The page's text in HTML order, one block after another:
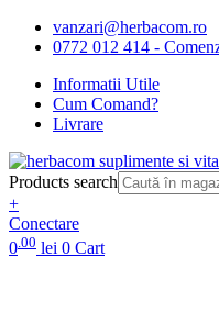
vanzari@herbacom.ro
0772 012 414 -
Informatii Utile
Cum Comand?
Livrare
Products search
+
Conectare
0.00 lei 0 Cart